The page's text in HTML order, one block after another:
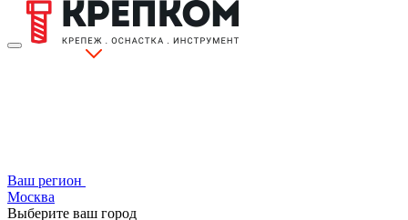
Ваш регион
Москва
Выберите ваш город